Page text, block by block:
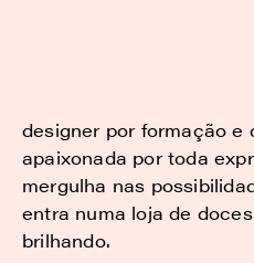
designer por formação e
apaixonada por toda
mergulha nas
entra numa loja de
brilhando.